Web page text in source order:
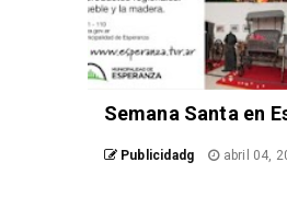
Semana Santa en
Publicidadg abril 04,